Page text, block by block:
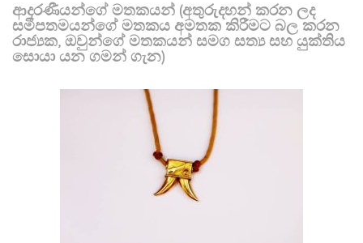
ආදරණීයන්ගේ මතකයන් (අතුරුදහන් කරන ලද
සමීපතමයන්ගේ මතකය අමතක කිරීමට බල කරන
රාජ්‍යක, ඔවුන්ගේ මතකයන් සමග සත්‍ය සහ යුක්තිය
සොයා යන ගමන් ගැන)